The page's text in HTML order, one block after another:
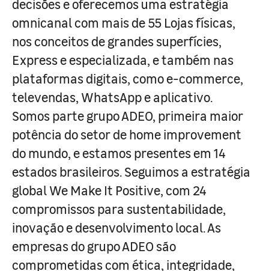
decisões e oferecemos uma estratégia
omnicanal com mais de 55 Lojas físicas,
nos conceitos de grandes superfícies,
Express e especializada, e também nas
plataformas digitais, como e-commerce,
televendas, WhatsApp e aplicativo.
Somos parte grupo ADEO, primeira maior
potência do setor de home improvement
do mundo, e estamos presentes em 14
estados brasileiros. Seguimos a estratégia
global We Make It Positive, com 24
compromissos para sustentabilidade,
inovação e desenvolvimento local. As
empresas do grupo ADEO são
comprometidas com ética, integridade,